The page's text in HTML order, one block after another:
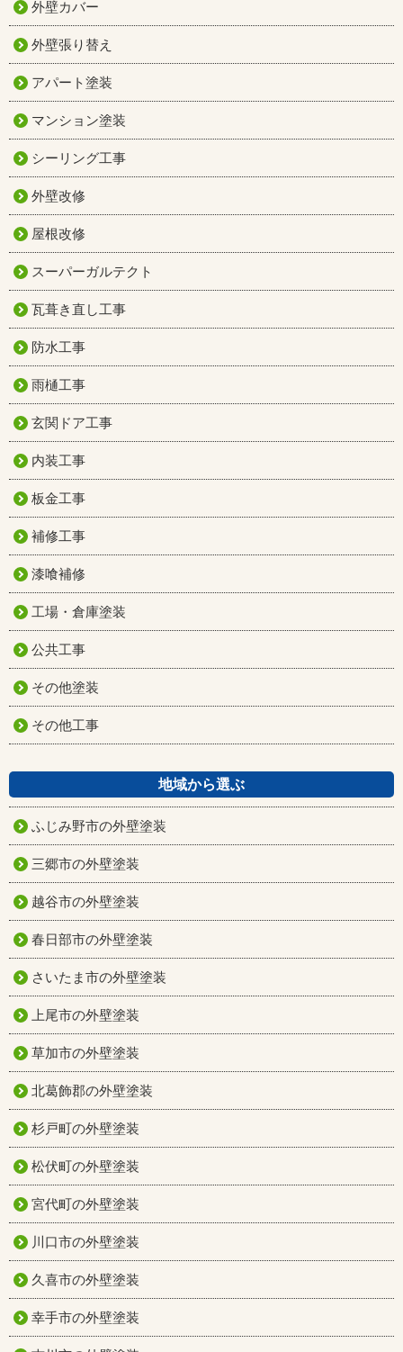
外壁カバー
外壁張り替え
アパート塗装
マンション塗装
シーリング工事
外壁改修
屋根改修
スーパーガルテクト
瓦葺き直し工事
防水工事
雨樋工事
玄関ドア工事
内装工事
板金工事
補修工事
漆喰補修
工場・倉庫塗装
公共工事
その他塗装
その他工事
地域から選ぶ
ふじみ野市の外壁塗装
三郷市の外壁塗装
越谷市の外壁塗装
春日部市の外壁塗装
さいたま市の外壁塗装
上尾市の外壁塗装
草加市の外壁塗装
北葛飾郡の外壁塗装
杉戸町の外壁塗装
松伏町の外壁塗装
宮代町の外壁塗装
川口市の外壁塗装
久喜市の外壁塗装
幸手市の外壁塗装